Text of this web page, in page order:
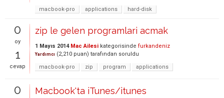
macbook-pro
applications hard-disk
0
oy
1
cevap
zip le gelen programlari acmak
1 Mayıs 2014 Mac Ailesi kategorisinde furkandeniz
Yardımcı (2,210 puan) tarafından soruldu
macbook-pro
zip program applications
0
Macbook'ta iTunes/itunes